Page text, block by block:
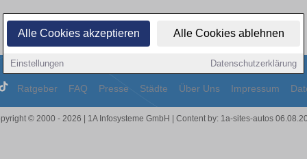
Alle Cookies akzeptieren Alle Cookies ablehnen
Einstellungen Datenschutzerklärung
Ratgeber FAQ Presse Städte Über Uns Impressum
© 2000 - 2026 | 1A Infosysteme GmbH | Content by: 1a-sites-autos